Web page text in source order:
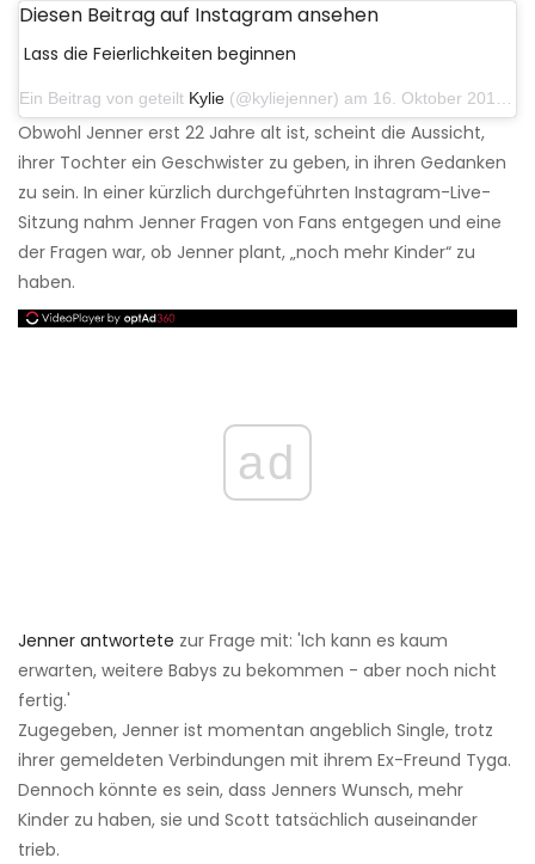
Diesen Beitrag auf Instagram ansehen
Lass die Feierlichkeiten beginnen
Ein Beitrag von geteilt Kylie (@kyliejenner) am 16. Oktober 2019 um 11:34 Uhr PDT
Obwohl Jenner erst 22 Jahre alt ist, scheint die Aussicht,
ihrer Tochter ein Geschwister zu geben, in ihren Gedanken
zu sein. In einer kürzlich durchgeführten Instagram-Live-
Sitzung nahm Jenner Fragen von Fans entgegen und eine
der Fragen war, ob Jenner plant, „noch mehr Kinder“ zu
haben.
ad
Jenner antwortete zur Frage mit: 'Ich kann es kaum
erwarten, weitere Babys zu bekommen - aber noch nicht
fertig.'
Zugegeben, Jenner ist momentan angeblich Single, trotz
ihrer gemeldeten Verbindungen mit ihrem Ex-Freund Tyga.
Dennoch könnte es sein, dass Jenners Wunsch, mehr
Kinder zu haben, sie und Scott tatsächlich auseinander
trieb.